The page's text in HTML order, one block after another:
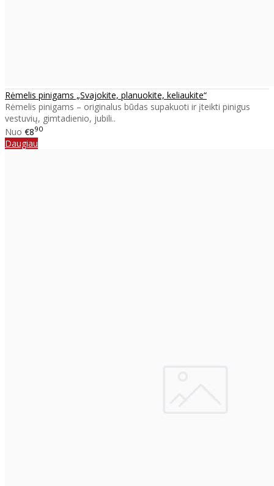
Rėmelis pinigams „Svajokite, planuokite, keliaukite“
Rėmelis pinigams – originalus būdas supakuoti ir įteikti pinigus
vestuvių, gimtadienio, jubili..
Nuo €890
Daugiau